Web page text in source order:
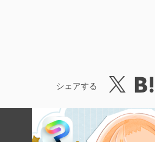
シェアする